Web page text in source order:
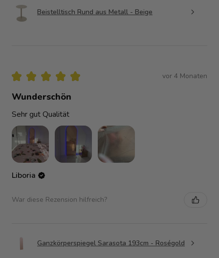
Beistelltisch Rund aus Metall - Beige
★ ★ ★ ★ ★ vor 4 Monaten
Wunderschön
Sehr gut Qualität
Liboria
War diese Rezension hilfreich?
Ganzkörperspiegel Sarasota 193cm - Roségold